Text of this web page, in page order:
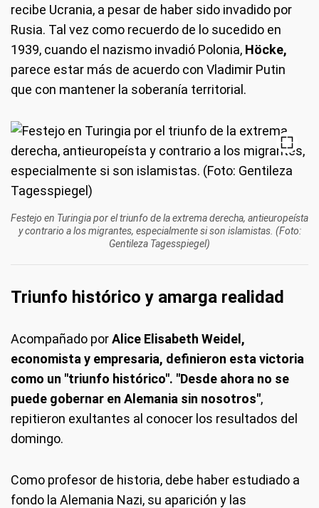
recibe Ucrania, a pesar de haber sido invadido por
Rusia. Tal vez como recuerdo de lo sucedido en
1939, cuando el nazismo invadió Polonia, Höcke,
parece estar más de acuerdo con Vladimir Putin
que con mantener la soberanía territorial.
Festejo en Turingia por el triunfo de la extrema derecha, antieuropeísta
y contrario a los migrantes, especialmente si son islamistas. (Foto:
Gentileza Tagesspiegel)
Triunfo histórico y amarga realidad
Acompañado porAlice Elisabeth Weidel,
economista y empresaria, definieron esta victoria
como un "triunfo histórico". "Desde ahora no se
puede gobernar en Alemania sin nosotros",
repitieron exultantes al conocer los resultados del
domingo.
Como profesor de historia, debe haber estudiado a
fondo la Alemania Nazi, su aparición y las